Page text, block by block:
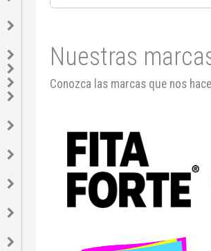
Nuestras
Conozca las marcas que nos